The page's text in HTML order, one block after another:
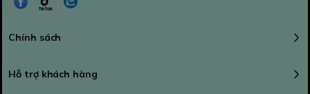
Chính sách
Hỗ trợ khách hàng